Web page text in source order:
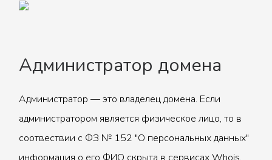
Администратор домена
Администратор — это владелец домена. Если
администратором является физическое лицо, то в
соотвествии с ФЗ № 152 "О персональных данных"